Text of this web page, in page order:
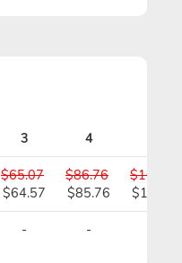
3 4
$65.07
$64.57
$86.76
$85.76
$108.45
$106.95
- -